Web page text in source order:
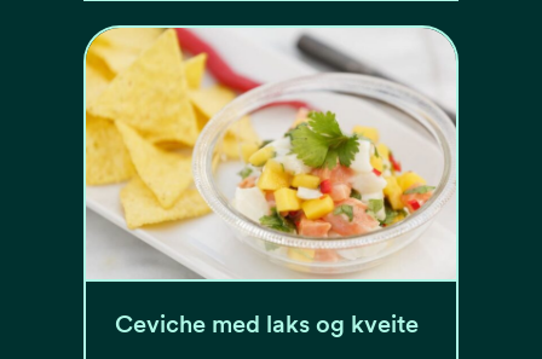
Ceviche med laks og kveite